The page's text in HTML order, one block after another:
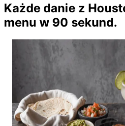
Każde danie z
menu w 90 sekund.